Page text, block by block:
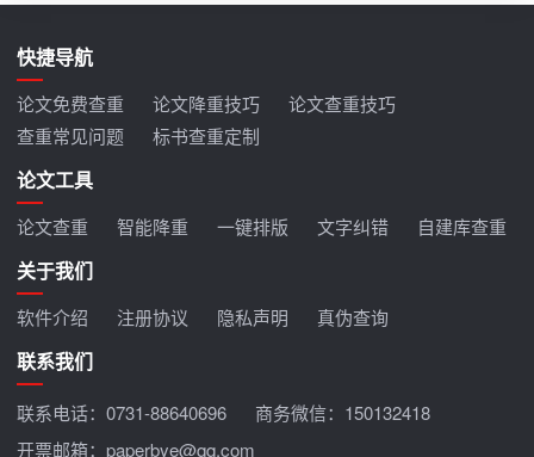
快捷导航
论文免费查重 论文降重技巧
论文查重技巧
查重常见问题
标书查重定制
论文工具
论文查重 智能降重 一键排版 文字纠错 自建库查重
关于我们
软件介绍 注册协议 隐私声明 真伪查询
联系我们
联系电话：0731-88640696
商务微信：150132418
开票邮箱：paperbye@qq.com